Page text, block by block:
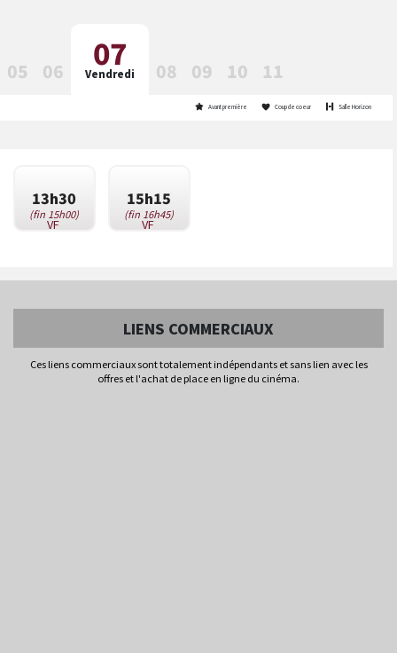
05 06 07
Vendredi 08 09 10 11
Avant première Coup de coeur Salle Horizon
13h30
(fin 15h00)
VF
15h15
(fin 16h45)
VF
LIENS COMMERCIAUX
Ces liens commerciaux sont totalement indépendants et sans lien avec les
offres et l'achat de place en ligne du cinéma.